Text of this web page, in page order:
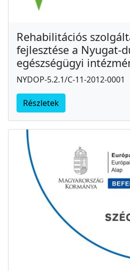
Rehabilitációs
fejlesztése a Nyugat-
egészségügyi
NYDOP-5.2.1/C-11-2012-0001
Részletek